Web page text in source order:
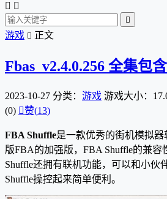
 

游戏  正文
Fbas_v2.4.0.256 全集包含
2023-10-27 分类： 游戏 游戏大小：
(0) 赞(13)
FBA Shuffle是一款优秀的街机模拟器
版FBA的加强版，FBA Shuffle的兼容
Shuffle还拥有联机功能，可以和小伙
Shuffle操控起来简单便利。